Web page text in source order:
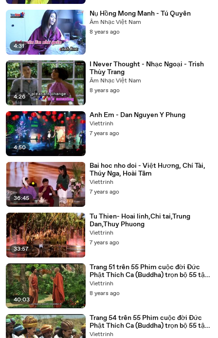
4:31
Nụ Hồng Mong Manh - Tú Quyên
Âm Nhạc Việt Nam
8 years ago
4:26
I Never Thought - Nhạc Ngoại - Trish
Thùy Trang
Âm Nhạc Việt Nam
8 years ago
4:50
Anh Em - Dan Nguyen Y Phung
Viettrinh
7 years ago
36:45
Bai hoc nho doi - Việt Hương, Chí Tài,
Thúy Nga, Hoài Tâm
Viettrinh
7 years ago
33:57
Tu Thien- Hoai linh,Chi tai,Trung
Dan,Thuy Phuong
Viettrinh
7 years ago
40:03
Trang 51 trên 55 Phim cuộc đời Đức
Phật Thích Ca (Buddha) trọn bộ 55 tập
lồng tiếng
Viettrinh
8 years ago
Trang 54 trên 55 Phim cuộc đời Đức
Phật Thích Ca (Buddha) trọn bộ 55 tập
lồng tiếng
Viettrinh